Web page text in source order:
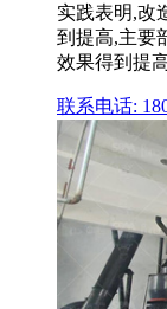
实践表明,改
到提高,主要
效果得到提
联系电话: